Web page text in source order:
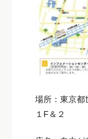
場所：東京都
１F＆２